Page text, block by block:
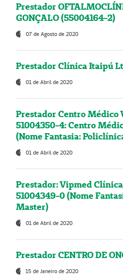
Prestador
GONÇALO (55004164-2)
07 de Agosto de 2020
Prestador Clínica Itaipú
01 de Abril de 2020
Prestador Centro Médico
51004350-4: Centro
(Nome Fantasia:
01 de Abril de 2020
Prestador: Vipmed
51004349-0 (Nome
Master)
01 de Abril de 2020
Prestador CENTRO DE
15 de Janeiro de 2020